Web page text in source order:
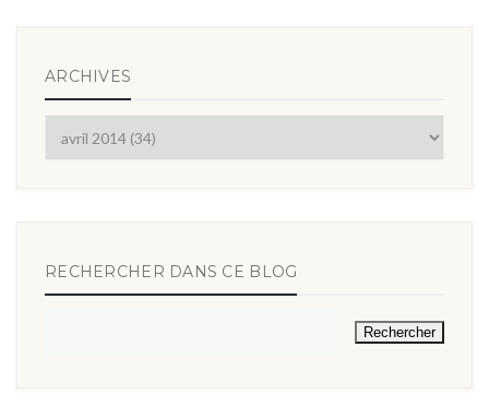
ARCHIVES
RECHERCHER DANS CE BLOG